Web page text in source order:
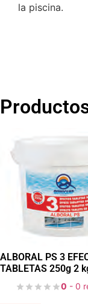
la piscina.
ALBORAL PS 3
TABLETAS 250g 2
0 - 0